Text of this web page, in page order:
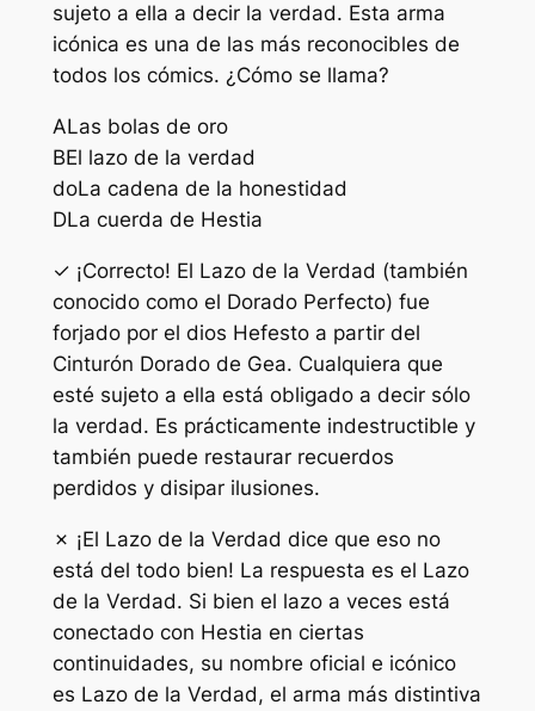
sujeto a ella a decir la verdad. Esta arma
icónica es una de las más reconocibles de
todos los cómics. ¿Cómo se llama?
ALas bolas de oro
BEl lazo de la verdad
doLa cadena de la honestidad
DLa cuerda de Hestia
✓ ¡Correcto! El Lazo de la Verdad (también
conocido como el Dorado Perfecto) fue
forjado por el dios Hefesto a partir del
Cinturón Dorado de Gea. Cualquiera que
esté sujeto a ella está obligado a decir sólo
la verdad. Es prácticamente indestructible y
también puede restaurar recuerdos
perdidos y disipar ilusiones.
✗ ¡El Lazo de la Verdad dice que eso no
está del todo bien! La respuesta es el Lazo
de la Verdad. Si bien el lazo a veces está
conectado con Hestia en ciertas
continuidades, su nombre oficial e icónico
es Lazo de la Verdad, el arma más distintiva